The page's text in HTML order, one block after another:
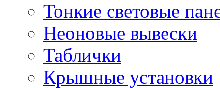
Тонкие световые
Неоновые вывески
Таблички
Крышные установки